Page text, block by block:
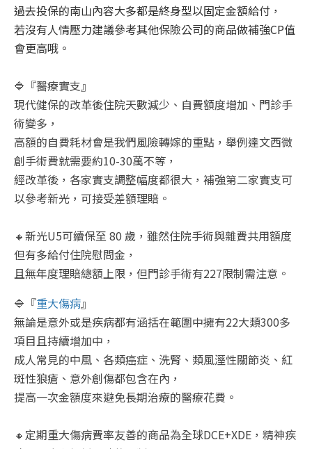
過去投保的南山內容大多都是終身型以固定金額給付，
若沒有人情壓力建議參考其他保險公司的商品做補強CP值
會更高哦。
🔷『醫療實支』
現代健保的改革後住院天數減少、自費額度增加、門診手
術變多，
高額的自費耗材會是我們風險轉嫁的重點，舉例達文西微
創手術費就需要約10-30萬不等，
經改革後，各家實支調整幅度都很大，補強第二家實支可
以參考新光，可接受差額理賠。
🔸新光U5可續保至 80 歲，雖然住院手術與雜費共用額度
但有多給付住院慰問金，
且無年度理賠總額上限，但門診手術有227限制需注意。
🔷『重大傷病』
無論是意外或是疾病都有涵括在範圍中擁有22大類300多
項目且持續增加中，
成人常見的中風、各類癌症、洗腎、類風溼性關節炎、紅
斑性狼瘡、意外創傷都包含在內，
提高一次金額度來避免長期治療的醫療花費。
🔸定期重大傷病費率友善的商品為全球DCE+XDE，精神疾